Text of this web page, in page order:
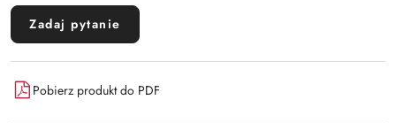
Zadaj pytanie
Pobierz produkt do PDF